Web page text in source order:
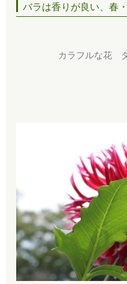
バラは香りが良い、春
カラフルな花